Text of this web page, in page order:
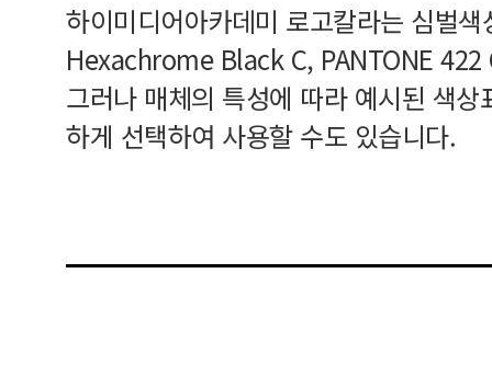
하이미디어아카데미 로고칼라는 심벌
Hexachrome Black C, PANTONE 422
그러나 매체의 특성에 따라 예시된 색
하게 선택하여 사용할 수도 있습니다.